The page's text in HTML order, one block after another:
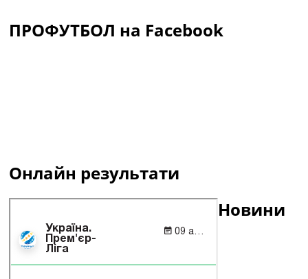
ПРОФУТБОЛ на Facebook
Онлайн результати
Новини